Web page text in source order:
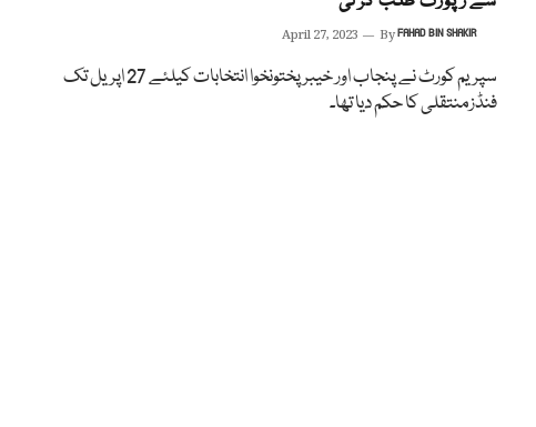
April 27, 2023 ByFAHAD BIN SHAKIR
سپریم کورٹ نے پنجاب اور خیبر پختونخوا انتخابات کیلئے 27 اپریل تک
فنڈزمنتقلی کا حکم دیا تھا۔